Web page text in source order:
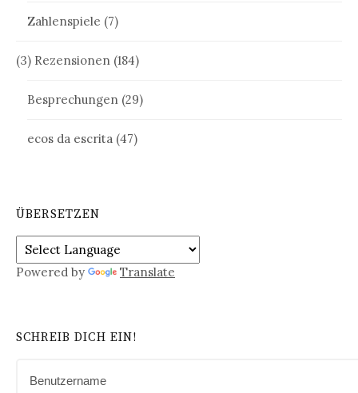
Zahlenspiele (7)
(3) Rezensionen (184)
Besprechungen (29)
ecos da escrita (47)
ÜBERSETZEN
Powered by Translate
SCHREIB DICH EIN!
Benutzername